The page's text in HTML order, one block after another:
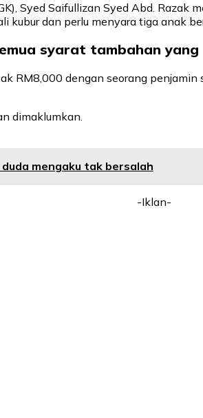
Syed Saifullizan Syed Abd.
kubur dan perlu menyara tiga anak
syarat tambahan
RM8,000 dengan seorang
dimaklumkan.
mengaku tak bersalah
-Iklan-